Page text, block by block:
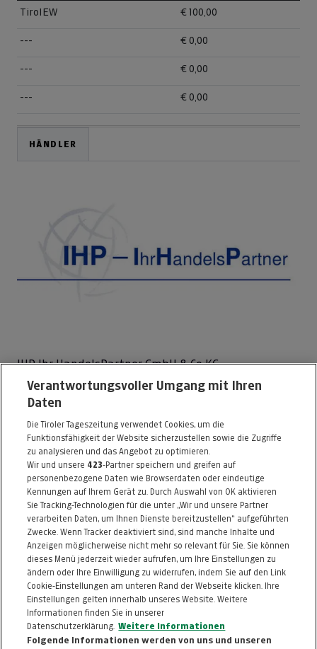
TirolEW € 100,00
--- € 0,00
--- € 0,00
--- € 0,00
HÄNDLER
IHP Ihr HandelsPartner GmbH & Co KG
Exlgasse 37
6020 Innsbruck
Telefon: 0512 / 280030
E-Mail:info@moebel-garten.at
http://www.moebel-garten.at
Alle Artikel des Händlers
Informationen zum Kaufvertrag
ZURÜCK NACH
OBEN
FAQ HILFE IMPRESSUM
KONTAKT DATENSCHUTZ
Verantwortungsvoller Umgang mit Ihren
Daten
Die Tiroler Tageszeitung verwendet Cookies, um die
Funktionsfähigkeit der Website sicherzustellen sowie die Zugriffe
zu analysieren und das Angebot zu optimieren.
Wir und unsere 423-Partner speichern und greifen auf
personenbezogene Daten wie Browserdaten oder eindeutige
Kennungen auf Ihrem Gerät zu. Durch Auswahl von OK aktivieren
Sie Tracking-Technologien für die unter „Wir und unsere Partner
verarbeiten Daten, um Ihnen Dienste bereitzustellen“ aufgeführten
Zwecke. Wenn Tracker deaktiviert sind, sind manche Inhalte und
Anzeigen möglicherweise nicht mehr so relevant für Sie. Sie können
dieses Menü jederzeit wieder aufrufen, um Ihre Einstellungen zu
ändern oder Ihre Einwilligung zu widerrufen, indem Sie auf den Link
Cookie-Einstellungen am unteren Rand der Webseite klicken. Ihre
Einstellungen gelten innerhalb unseres Website. Weitere
Informationen finden Sie in unserer
Datenschutzerklärung.
Weitere Informationen
Folgende Informationen werden von uns und unseren